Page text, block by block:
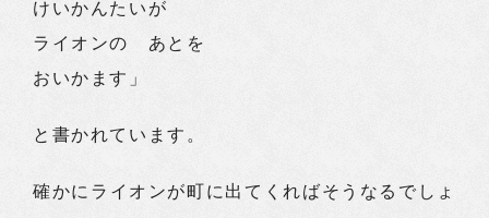
けいかんたいが
ライオンの あとを
おいかます」
と書かれています。
確かにライオンが町に出てくればそうなるでしょ